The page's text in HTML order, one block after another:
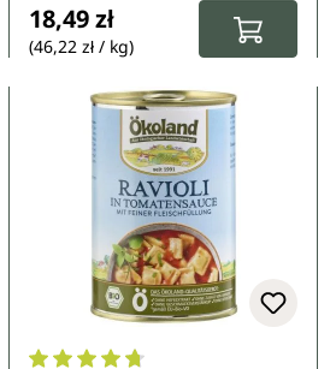
18,49 zł
(46,22 zł / kg)